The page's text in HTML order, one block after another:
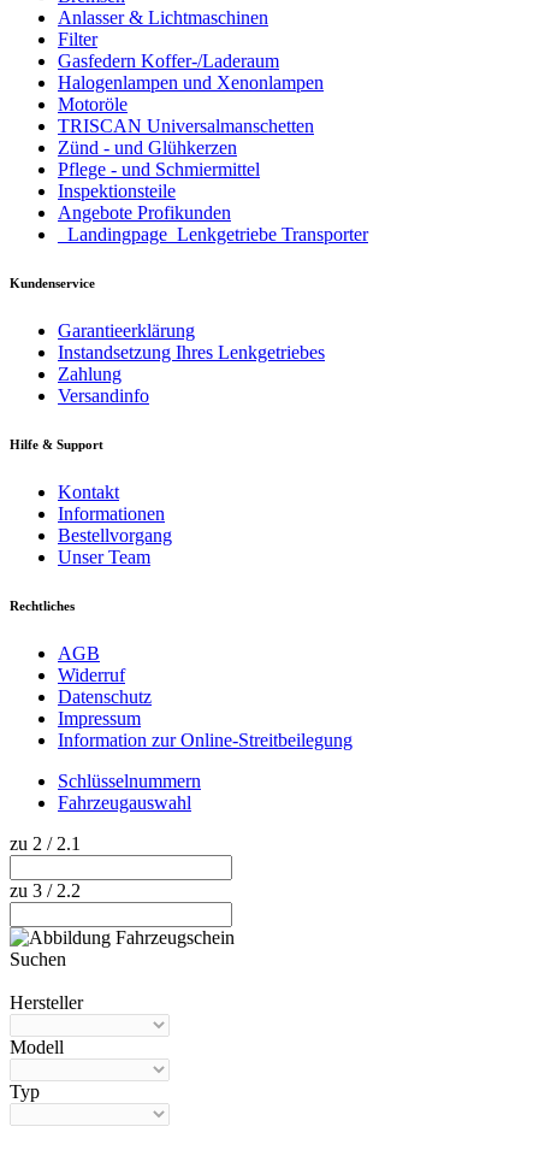
Anlasser & Lichtmaschinen
Filter
Gasfedern Koffer-/Laderaum
Halogenlampen und Xenonlampen
Motoröle
TRISCAN Universalmanschetten
Zünd - und Glühkerzen
Pflege - und Schmiermittel
Inspektionsteile
Angebote Profikunden
_Landingpage_Lenkgetriebe Transporter
Kundenservice
Garantieerklärung
Instandsetzung Ihres Lenkgetriebes
Zahlung
Versandinfo
Hilfe & Support
Kontakt
Informationen
Bestellvorgang
Unser Team
Rechtliches
AGB
Widerruf
Datenschutz
Impressum
Information zur Online-Streitbeilegung
Schlüsselnummern
Fahrzeugauswahl
zu 2 / 2.1
zu 3 / 2.2
Suchen
Hersteller
Modell
Typ